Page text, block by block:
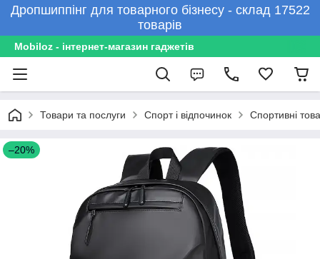
Дропшиппінг для товарного бізнесу - склад 17522
товарів
Mobiloz - інтернет-магазин гаджетів
Товари та послуги Спорт і відпочинок Спортивні
–20%